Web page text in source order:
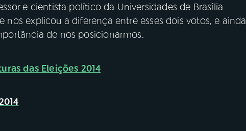
e cientista político da Universidades de Brasília
nos explicou a diferença entre esses dois votos, e ainda
de nos posicionarmos.
das Eleições 2014